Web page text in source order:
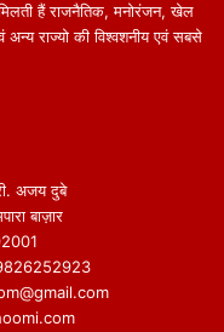
हैं राजनैतिक, मनोरंजन, खेल
अन्य राज्यो की विश्वशनीय एवं सबसे
अजय दुबे
बाज़ार